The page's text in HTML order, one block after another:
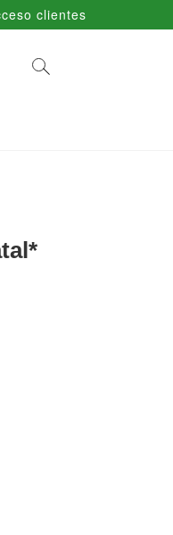
clientes